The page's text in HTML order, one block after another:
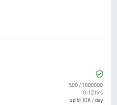
500 / 1000000
0-12 hrs
up to 10K / day